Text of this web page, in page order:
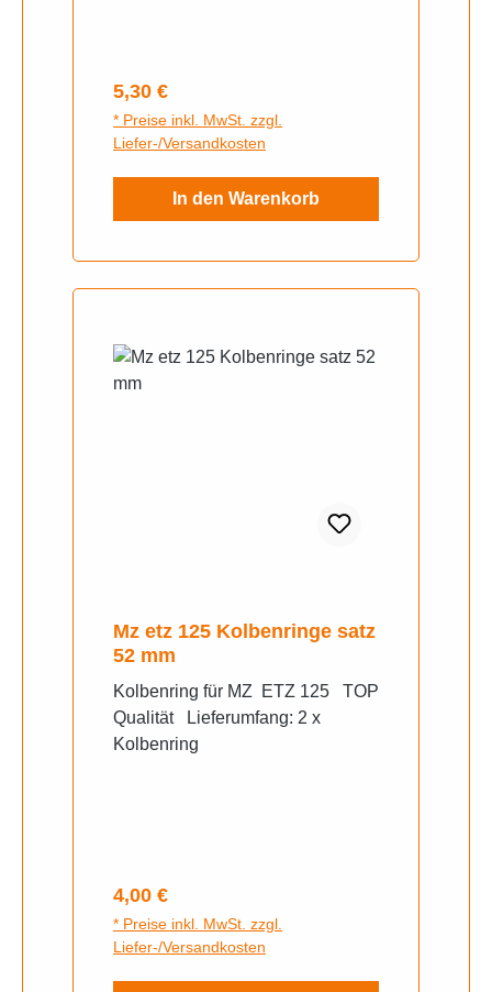
Regulärer Preis:
5,30 €
* Preise inkl. MwSt. zzgl.
Liefer-/Versandkosten
In den Warenkorb
Mz etz 125 Kolbenringe satz
52 mm
Kolbenring für MZ ETZ 125 TOP
Qualität Lieferumfang: 2 x
Kolbenring
Regulärer Preis:
4,00 €
* Preise inkl. MwSt. zzgl.
Liefer-/Versandkosten